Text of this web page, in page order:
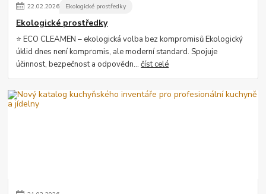
22.02.2026 Ekologické prostředky
Ekologické prostředky
⭐ ECO CLEAMEN – ekologická volba bez kompromisů Ekologický
úklid dnes není kompromis, ale moderní standard. Spojuje
účinnost, bezpečnost a odpovědn...číst celé